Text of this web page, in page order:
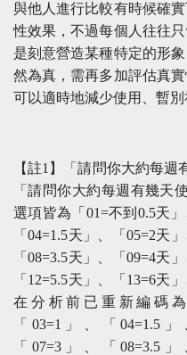
與他人進行比較有時候確
性效果，不過每個人往往
是刻意營造某種特定的形
然為真，需再多加評估真
可以適時地減少使用、暫別
【註1】「請問你大約每週
「請問你大約每週有幾天
選項皆為「01=不到0.5天」
「04=1.5天」、「05=2天
「08=3.5天」、「09=4天
「12=5.5天」、「13=6天
在分析前已重新編碼為
「03=1」、「04=1.5
「07=3」、「08=3.5